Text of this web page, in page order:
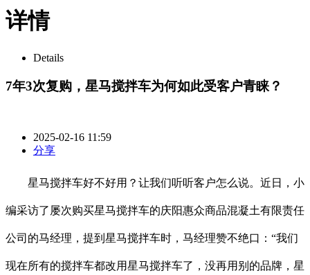
详情
Details
7年3次复购，星马搅拌车为何如此受客户青睐？
2025-02-16 11:59
分享
星马搅拌车好不好用？让我们听听客户怎么说。近日，小
编采访了屡次购买星马搅拌车的庆阳惠众商品混凝土有限责任
公司的马经理，提到星马搅拌车时，马经理赞不绝口：“我们
现在所有的搅拌车都改用星马搅拌车了，没再用别的品牌，星